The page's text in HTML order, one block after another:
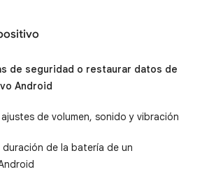
de seguridad o restaurar datos de
Android
de volumen, sonido y vibración
de la batería de un